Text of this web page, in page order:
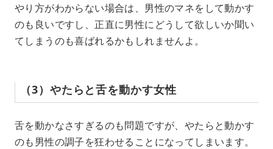
やり方がわからない場合は、男性のマネをして動かす
のも良いですし、正直に男性にどうして欲しいか聞い
てしまうのも喜ばれるかもしれませんよ。
（3）やたらと舌を動かす女性
舌を動かなさすぎるのも問題ですが、やたらと動かす
のも男性の調子を狂わせることになってしまいます。